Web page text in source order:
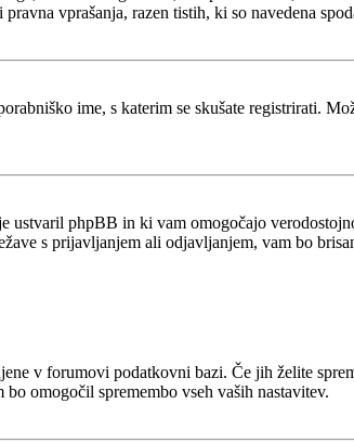
vprašanja, razen tistih, ki so navedena
ime, s katerim se skušate registrirati.
phpBB in ki vam omogočajo
s prijavljanjem ali odjavljanjem, vam bo
v forumovi podatkovni bazi. Če jih želite
omogočil spremembo vseh vaših nastavitev.